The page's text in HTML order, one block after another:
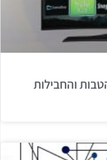
והחבילות